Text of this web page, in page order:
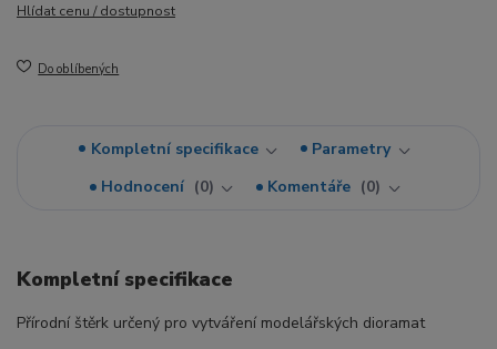
Hlídat cenu / dostupnost
Do oblíbených
Kompletní specifikace
Parametry
Hodnocení
0 Komentáře 0
Kompletní specifikace
Přírodní štěrk určený pro vytváření modelářských dioramat